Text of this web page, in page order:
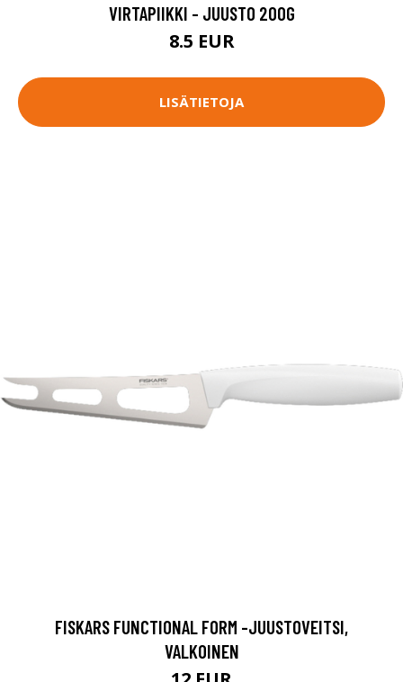
VIRTAPIIKKI - JUUSTO 200G
8.5 EUR
LISÄTIETOJA
FISKARS FUNCTIONAL FORM -JUUSTOVEITSI,
VALKOINEN